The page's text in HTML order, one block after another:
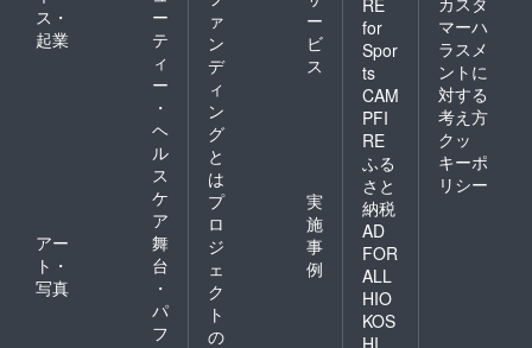
ス・
起業
ー
テ
ィ
ー
・
ヘ
ル
ス
ケ
ア
アー
ト・
写真
舞
台
・
パ
フ
ァ
ン
デ
ィ
ン
グ
と
は
ー
ビ
ス
プ
ロ
ジ
ェ
ク
ト
の
実
施
事
例
for
Spor
ts
CAM
PFI
RE
ふる
さと
納税
AD
FOR
ALL
HIO
KOS
HI
マーハ
ラスメ
ントに
対する
考え方
クッ
キーポ
リシー